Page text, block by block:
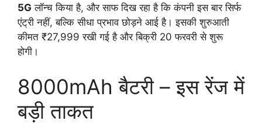
5G लॉन्च किया है, और साफ दिख रहा है कि कंपनी इस बार सिर्फ
एंट्री नहीं, बल्कि सीधा प्रभाव छोड़ने आई है। इसकी शुरुआती
कीमत ₹27,999 रखी गई है और बिक्री 20 फरवरी से शुरू
होगी।
8000mAh बैटरी – इस रेंज में
बड़ी ताकत